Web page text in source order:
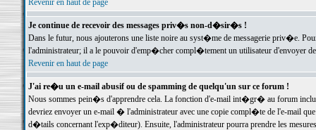
Revenir en haut de page
Je continue de recevoir des messages priv�s non-d�sir�s !
Dans le futur, nous ajouterons une liste noire au syst�me de messagerie priv�e.
l'administrateur; il a le pouvoir d'emp�cher compl�tement un utilisateur d'envoyer
Revenir en haut de page
J'ai re�u un e-mail abusif ou de spamming de quelqu'un sur ce forum !
Nous sommes pein�s d'apprendre cela. La fonction d'e-mail int�gr� au forum inclut
devriez envoyer un e-mail � l'administrateur avec une copie compl�te de l'e-mail
d�tails concernant l'exp�diteur). Ensuite, l'administrateur pourra prendre les